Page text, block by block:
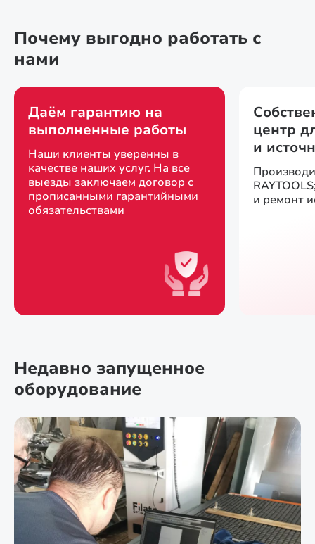
Почему выгодно работать с
нами
Даём гарантию на
выполненные работы
Наши клиенты уверенны в
качестве наших услуг. На все
выезды заключаем договор с
прописанными гарантийными
обязательствами
центр
и
и ремонт
Недавно запущенное
оборудование